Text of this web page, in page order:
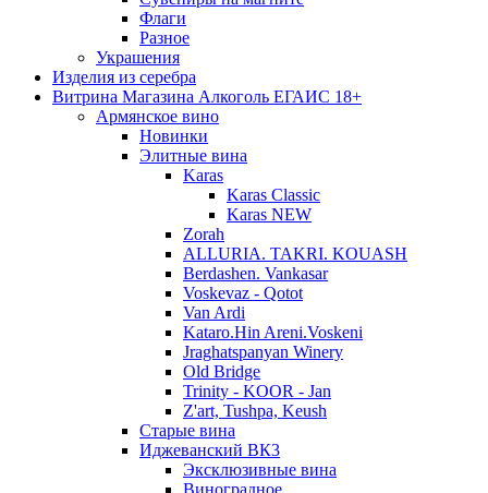
Флаги
Разное
Украшения
Изделия из серебра
Витрина Магазина Алкоголь ЕГАИС 18+
Армянское вино
Новинки
Элитные вина
Karas
Karas Classic
Karas NEW
Zorah
ALLURIA. TAKRI. KOUASH
Berdashen. Vankasar
Voskevaz - Qotot
Van Ardi
Kataro.Hin Areni.Voskeni
Jraghatspanyan Winery
Old Bridge
Trinity - KOOR - Jan
Z'art, Tushpa, Keush
Старые вина
Иджеванский ВК3
Эксклюзивные вина
Виноградное